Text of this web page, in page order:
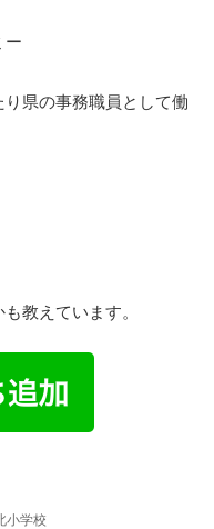
ー
県の事務職員として働
教えています。
小学校